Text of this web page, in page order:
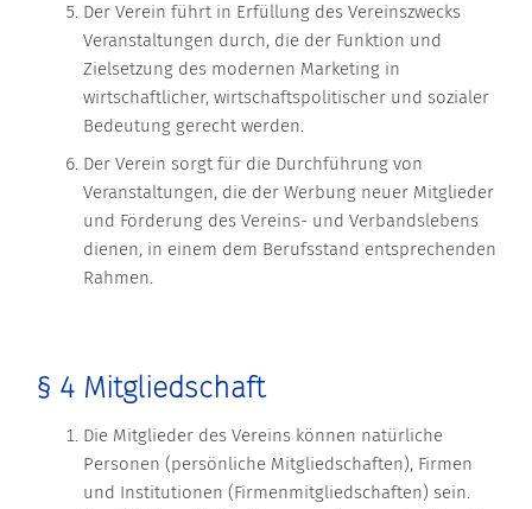
Der Verein führt in Erfüllung des Vereinszwecks
Veranstaltungen durch, die der Funktion und
Zielsetzung des modernen Marketing in
wirtschaftlicher, wirtschaftspolitischer und sozialer
Bedeutung gerecht werden.
Der Verein sorgt für die Durchführung von
Veranstaltungen, die der Werbung neuer Mitglieder
und Förderung des Vereins- und Verbandslebens
dienen, in einem dem Berufsstand entsprechenden
Rahmen.
§ 4 Mitgliedschaft
Die Mitglieder des Vereins können natürliche
Personen (persönliche Mitgliedschaften), Firmen
und Institutionen (Firmenmitgliedschaften) sein.